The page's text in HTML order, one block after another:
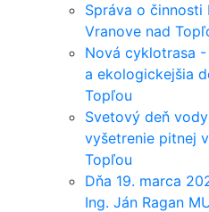
Správa o
Vranove nad
Nová cyklotrasa -
a ekologickejšia
Topľou
Svetový deň
vyšetrenie pitnej
Topľou
Dňa 19. marca
Ing. Ján Ragan